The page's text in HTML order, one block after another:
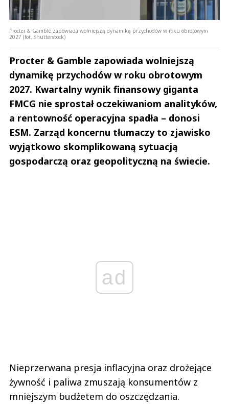
Procter & Gamble zapowiada wolniejszą dynamikę przychodów w roku obrotowym
2027 (fot. Shutterstock)
Procter & Gamble zapowiada wolniejszą
dynamikę przychodów w roku obrotowym
2027. Kwartalny wynik finansowy giganta
FMCG nie sprostał oczekiwaniom analityków,
a rentowność operacyjna spadła – donosi
ESM. Zarząd koncernu tłumaczy to zjawisko
wyjątkowo skomplikowaną sytuacją
gospodarczą oraz geopolityczną na świecie.
ad
Nieprzerwana presja inflacyjna oraz drożejące
żywność i paliwa zmuszają konsumentów z
mniejszym budżetem do oszczędzania.